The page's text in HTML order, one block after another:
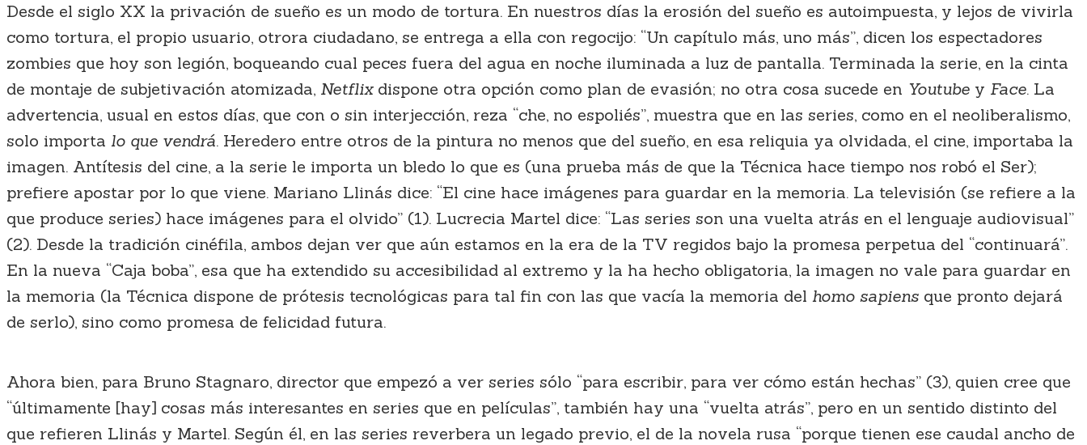
Desde el siglo XX la privación de sueño es un modo de tortura. En nuestros días la erosión del sueño es autoimpuesta, y lejos de vivirla
como tortura, el propio usuario, otrora ciudadano, se entrega a ella con regocijo: “Un capítulo más, uno más”, dicen los espectadores
zombies que hoy son legión, boqueando cual peces fuera del agua en noche iluminada a luz de pantalla. Terminada la serie, en la cinta
de montaje de subjetivación atomizada, Netflixdispone otra opción como plan de evasión; no otra cosa sucede en Youtube y Face. La
advertencia, usual en estos días, que con o sin interjección, reza “che, no espoliés”, muestra que en las series, como en el neoliberalismo,
solo importa lo que vendrá. Heredero entre otros de la pintura no menos que del sueño, en esa reliquia ya olvidada, el cine, importaba la
imagen. Antítesis del cine, a la serie le importa un bledo lo que es (una prueba más de que la Técnica hace tiempo nos robó el Ser);
prefiere apostar por lo que viene. Mariano Llinás dice: “El cine hace imágenes para guardar en la memoria. La televisión (se refiere a la
que produce series) hace imágenes para el olvido” (1). Lucrecia Martel dice: “Las series son una vuelta atrás en el lenguaje audiovisual”
(2). Desde la tradición cinéfila, ambos dejan ver que aún estamos en la era de la TV regidos bajo la promesa perpetua del “continuará”.
En la nueva “Caja boba”, esa que ha extendido su accesibilidad al extremo y la ha hecho obligatoria, la imagen no vale para guardar en
la memoria (la Técnica dispone de prótesis tecnológicas para tal fin con las que vacía la memoria del homo sapiens que pronto dejará
de serlo), sino como promesa de felicidad futura.
Ahora bien, para Bruno Stagnaro, director que empezó a ver series sólo “para escribir, para ver cómo están hechas” (3), quien cree que
“últimamente [hay] cosas más interesantes en series que en películas”, también hay una “vuelta atrás”, pero en un sentido distinto del
que refieren Llinás y Martel. Según él, en las series reverbera un legado previo, el de la novela rusa “porque tienen ese caudal ancho de